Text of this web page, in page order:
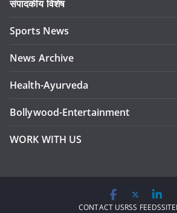
संपादकीय विशेष
Sports News
News Archive
Health-Ayurveda
Bollywood-Entertainment
WORK WITH US
CONTACT USRSS FEEDS